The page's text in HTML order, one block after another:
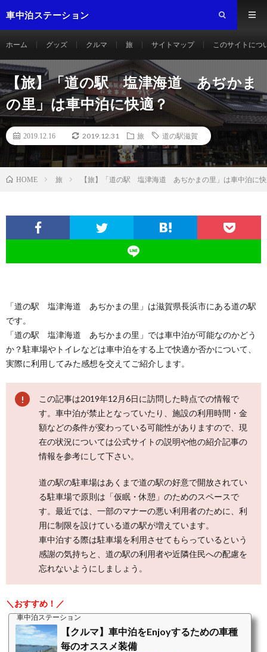
車中泊ステーション
ホーム グッズ クルマ 旅 サイトマップ このサイトにつ
【旅】「道の駅 塩津海道 あぢかま
の里」は車中泊に快適？
2019.12.16 2019.12.31 旅 道の駅滋賀
HOME 旅 【旅】「道の駅 塩津海道 あぢかまの里」は車中泊に
「道の駅 塩津海道 あぢかまの里」は滋賀県長浜市にある道の駅
です。
「道の駅 塩津海道 あぢかまの里」では車中泊が可能なのかどう
か？駐車場やトイレなどは車中泊をする上で快適か否かについて、
実際に利用してみた感想を交えてご紹介します。
この記事は2019年12月6日に訪問した時点での情報で
す。車中泊が禁止となっていたり、施設の利用時間・金
額などの条件が変わっている可能性がありますので、現
在の状況については公式サイトの説明や他の紹介記事の
情報を参考にして下さい。
道の駅の駐車場はあくまで道の駅の好意で開放されてい
る駐車場で原則は「仮眠・休憩」のためのスペースで
す。最近では、一部のマナーの悪い利用者のために、利
用に制限を設けている道の駅が増えています。
車中泊する際は駐車場を利用させてもらっているという
感謝の気持ちと、道の駅の利用者や近隣住民への配慮を
忘れないようにしましょう。
＼おすすめ！／
車中泊ステーション
【クルマ】車中泊をEnjoyするための車種
毎のオススメ装備